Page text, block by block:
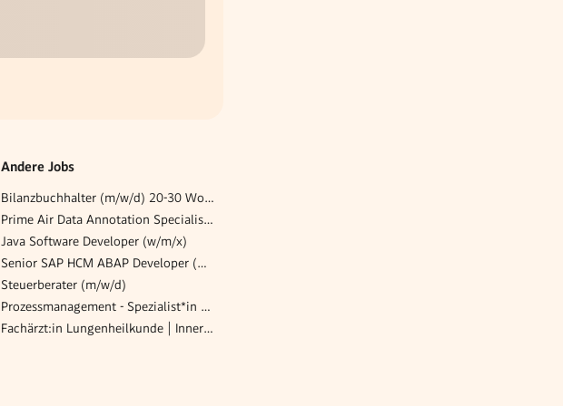
Andere Jobs
Bilanzbuchhalter (m/w/d) 20-30 Wochenstunden
Prime Air Data Annotation Specialist (m/w/d)
Java Software Developer (w/m/x)
Senior SAP HCM ABAP Developer (w/m/d)
Steuerberater (m/w/d)
Prozessmanagement - Spezialist*in Benchmarking Logistikzentren (w/m/d)
Fachärzt:in Lungenheilkunde | Innere Medizin